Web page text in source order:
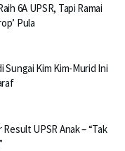
6A UPSR, Tapi Ramai
Pula
Sungai Kim Kim-Murid Ini
UPSR Anak – “Tak